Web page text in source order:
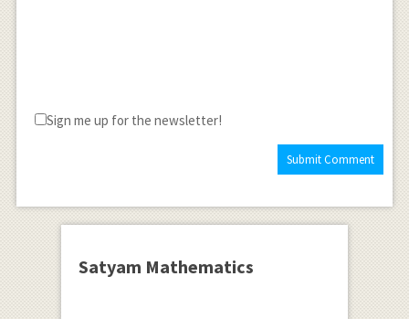
Sign me up for the newsletter!
Satyam Mathematics